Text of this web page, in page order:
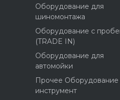
Оборудование для
шиномонтажа
Оборудование с
(TRADE IN)
Оборудование для
автомойки
Прочее Оборудование
инструмент